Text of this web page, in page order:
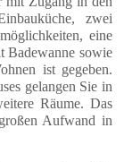
zwei
eine
Badewanne sowie
ist gegeben.
gelangen Sie in
Räume. Das
Aufwand in